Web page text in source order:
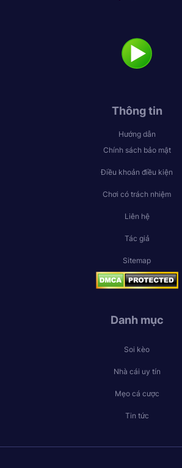
Thông tin
Hướng dẫn
Chính sách bảo mật
Điều khoản điều kiện
Chơi có trách nhiệm
Liên hệ
Tác giả
Sitemap
Danh mục
Soi kèo
Nhà cái uy tín
Mẹo cá cược
Tin tức